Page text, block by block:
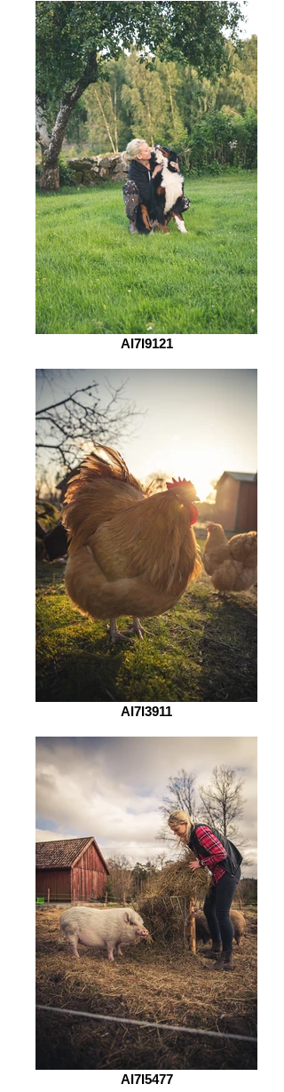
AI7I9121
AI7I3911
AI7I5477